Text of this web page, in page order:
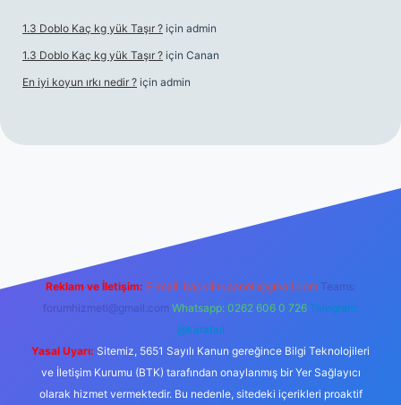
1.3 Doblo Kaç kg yük Taşır ? için admin
1.3 Doblo Kaç kg yük Taşır ? için Canan
En iyi koyun ırkı nedir ? için admin
Reklam ve İletişim: E-mail: backlinkpaneli@gmail.com Teams:
forumhizmeti@gmail.com Whatsapp: 0262 606 0 726 Telegram:
@karabul
Yasal Uyarı: Sitemiz, 5651 Sayılı Kanun gereğince Bilgi Teknolojileri
ve İletişim Kurumu (BTK) tarafından onaylanmış bir Yer Sağlayıcı
olarak hizmet vermektedir. Bu nedenle, sitedeki içerikleri proaktif